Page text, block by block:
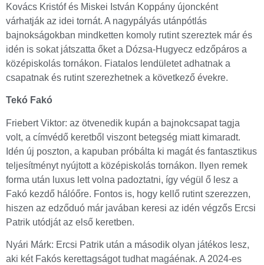
Kovács Kristóf és Miskei István Koppány újoncként
várhatják az idei tornát. A nagypályás utánpótlás
bajnokságokban mindketten komoly rutint szereztek már és
idén is sokat játszatta őket a Dózsa-Hugyecz edzőpáros a
középiskolás tornákon. Fiatalos lendületet adhatnak a
csapatnak és rutint szerezhetnek a következő évekre.
Tekó Fakó
Friebert Viktor: az ötvenedik kupán a bajnokcsapat tagja
volt, a címvédő keretből viszont betegség miatt kimaradt.
Idén új poszton, a kapuban próbálta ki magát és fantasztikus
teljesítményt nyújtott a középiskolás tornákon. Ilyen remek
forma után luxus lett volna padoztatni, így végül ő lesz a
Fakó kezdő hálóőre. Fontos is, hogy kellő rutint szerezzen,
hiszen az edződuó már javában keresi az idén végzős Ercsi
Patrik utódját az első keretben.
Nyári Márk: Ercsi Patrik után a második olyan játékos lesz,
aki két Fakós kerettagságot tudhat magáénak. A 2024-es